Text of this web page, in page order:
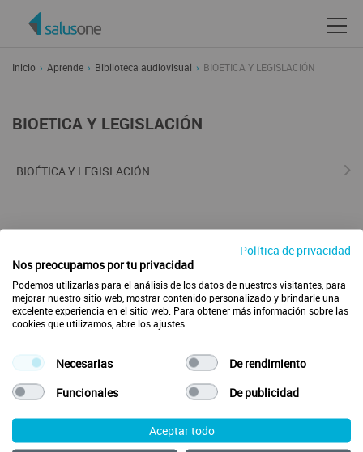
Inicio Aprende Biblioteca audiovisual BIOETICA Y LEGISLACIÓN
BIOETICA Y LEGISLACIÓN
BIOÉTICA Y LEGISLACIÓN
Envía tus ideas
Preguntas Frecuentes
Acerca de SalusOne Enfermería
Política de Cookies
Aviso legal
Política de privacidad
© 2026 SalusOne
Desarrollado con
por SalusPlay
Política de privacidad
Nos preocupamos por tu privacidad
Podemos utilizarlas para el análisis de los datos de nuestros visitantes, para
mejorar nuestro sitio web, mostrar contenido personalizado y brindarle una
excelente experiencia en el sitio web. Para obtener más información sobre las
cookies que utilizamos, abre los ajustes.
Necesarias
De rendimiento
Funcionales
De publicidad
Aceptar todo